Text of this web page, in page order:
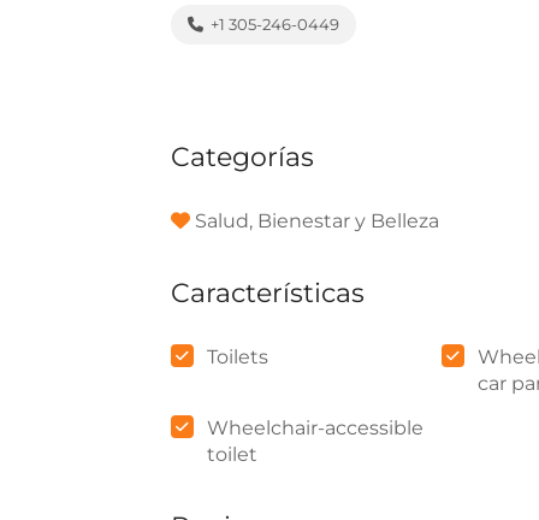
+1 305-246-0449
Categorías
Salud, Bienestar y Belleza
Características
Toilets
car
Wheelchair-accessible
toilet